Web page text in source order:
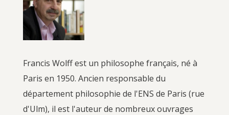
Francis Wolff est un philosophe français, né à
Paris en 1950. Ancien responsable du
département philosophie de l'ENS de Paris (rue
d'Ulm), il est l'auteur de nombreux ouvrages